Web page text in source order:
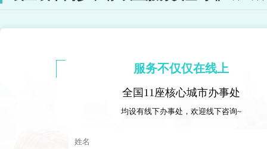
服务不仅仅在线上
全国11座核心城市办事处
均设有线下办事处，欢迎线下咨询~